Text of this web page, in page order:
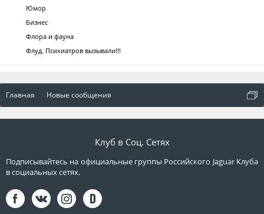
Юмор
Бизнес
Флора и фауна
Флуд. Психиатров вызывали!!!
Главная Новые сообщения
Клуб в Соц. Сетях
Подписывайтесь на официальные группы Российского Jaguar Клуба
в социальных сетях.